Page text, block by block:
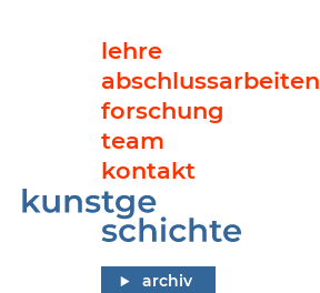
lehre
abschlussarbeiten
forschung
team
kontakt
Geschlechterpolitik und Kunstbetrieb
archiv